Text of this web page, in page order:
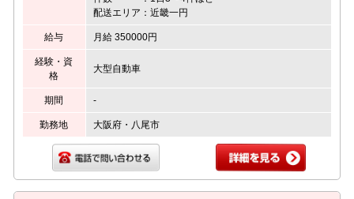
配送エリア：近畿一円
給与 月給 350000円
経験・資
格
大型自動車
期間 -
勤務地 大阪府・八尾市